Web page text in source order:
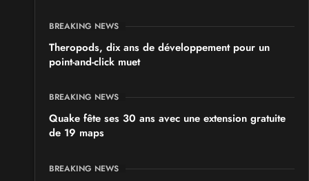
BREAKING NEWS
Theropods, dix ans de développement pour un
point-and-click muet
BREAKING NEWS
Quake fête ses 30 ans avec une extension gratuite
de 19 maps
BREAKING NEWS